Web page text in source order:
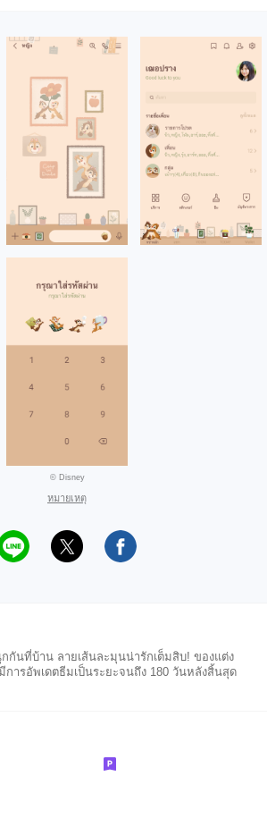
© Disney
หมายเหตุ
กันที่บ้าน ลายเส้นละมุนน่ารักเต็มสิบ! ของแต่ง
การอัพเดตธีมเป็นระยะจนถึง 180 วันหลังสิ้นสุด